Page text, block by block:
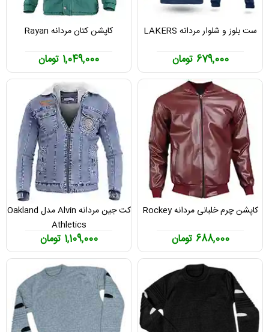
ست بلوز و شلوار مردانه LAKERS
679,000 تومان
کاپشن کتان مردانه Rayan
1,049,000 تومان
کاپشن چرم خلبانی مردانه Rockey
688,000 تومان
کت جین مردانه Alvin مدل Oakland
Athletics
1,109,000 تومان